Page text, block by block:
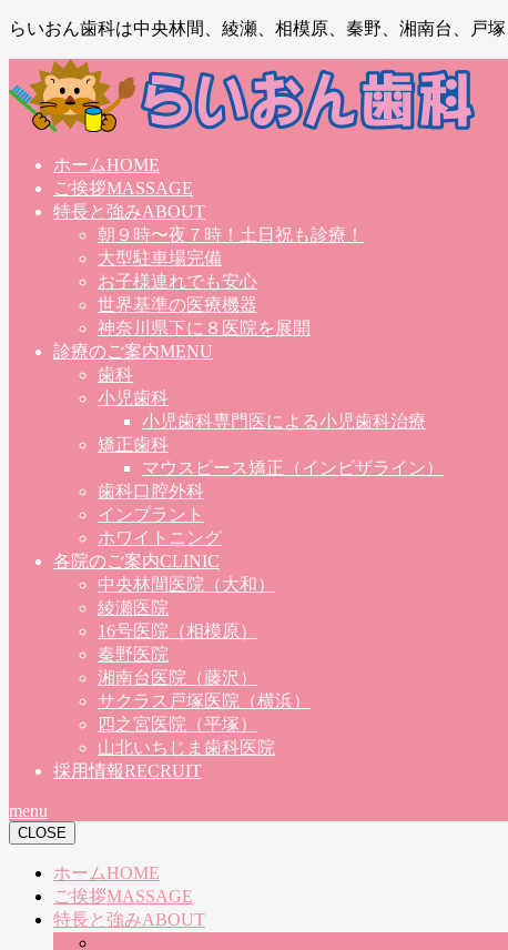
らいおん歯科は中央林間、綾瀬、相模原、秦野、湘南台、戸
ホームHOME
ご挨拶MASSAGE
特長と強みABOUT
朝９時〜夜７時！土日祝も診療！
大型駐車場完備
お子様連れでも安心
世界基準の医療機器
神奈川県下に８医院を展開
診療のご案内MENU
歯科
小児歯科
小児歯科専門医による小児歯科治療
矯正歯科
マウスピース矯正（インビザライン）
歯科口腔外科
インプラント
ホワイトニング
各院のご案内CLINIC
中央林間医院（大和）
綾瀬医院
16号医院（相模原）
秦野医院
湘南台医院（藤沢）
サクラス戸塚医院（横浜）
四之宮医院（平塚）
山北いちじま歯科医院
採用情報RECRUIT
menu
CLOSE
ホームHOME
ご挨拶MASSAGE
特長と強みABOUT